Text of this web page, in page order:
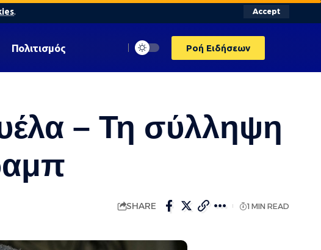
. Accept
Πολιτισμός Ροή Ειδήσεων
– Τη σύλληψη
SHARE 1 MIN READ